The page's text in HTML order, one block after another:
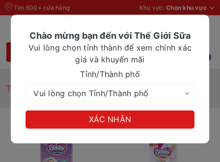
Tìm 600+ cửa hàng Khu vực: Chọn khu vực
Trang chủ Miếng lót
Chào mừng bạn đến với Thế Giới Sữa
Vui lòng chọn tỉnh thành để xem chính xác
giá và khuyến mãi
Tỉnh/Thành phố
XÁC NHẬN